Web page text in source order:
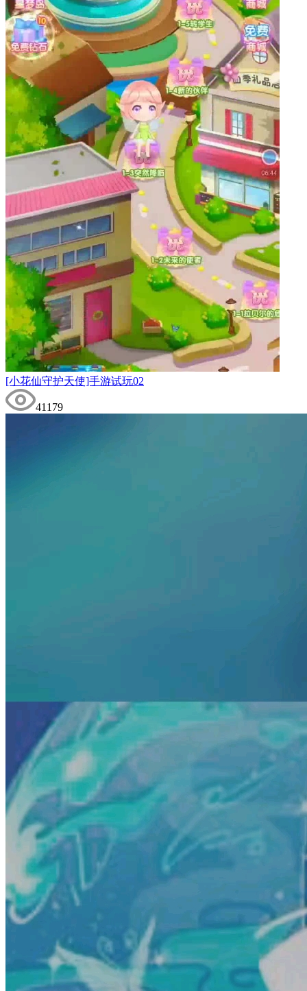
[小花仙守护天使]手游试玩02
41179